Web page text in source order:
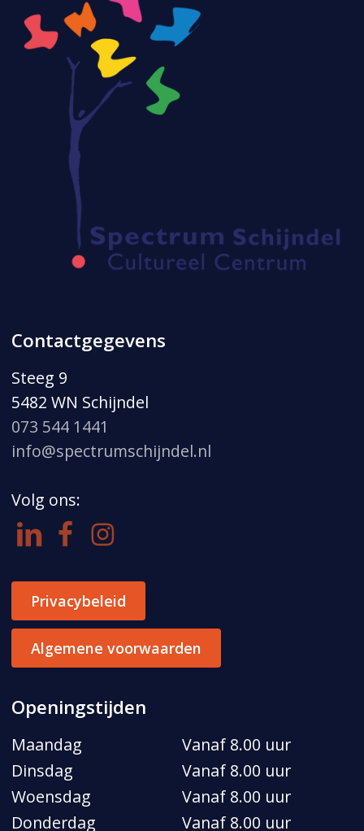
Contactgegevens
Steeg 9
5482 WN Schijndel
073 544 1441
info@spectrumschijndel.nl
Volg ons:
Privacybeleid
Algemene voorwaarden
Openingstijden
Maandag
Vanaf 8.00 uur
Dinsdag
Vanaf 8.00 uur
Woensdag
Vanaf 8.00 uur
Donderdag
Vanaf 8.00 uur